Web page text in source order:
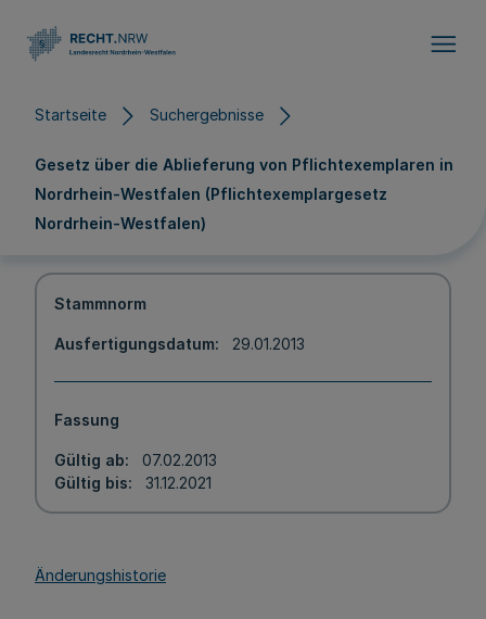
Startseite Suchergebnisse
Gesetz über die Ablieferung von Pflichtexemplaren in
Nordrhein-Westfalen (Pflichtexemplargesetz
Nordrhein-Westfalen)
Stammnorm
Ausfertigungsdatum 29.01.2013
Fassung
Gültig ab
07.02.2013
Gültig bis
31.12.2021
Änderungshistorie